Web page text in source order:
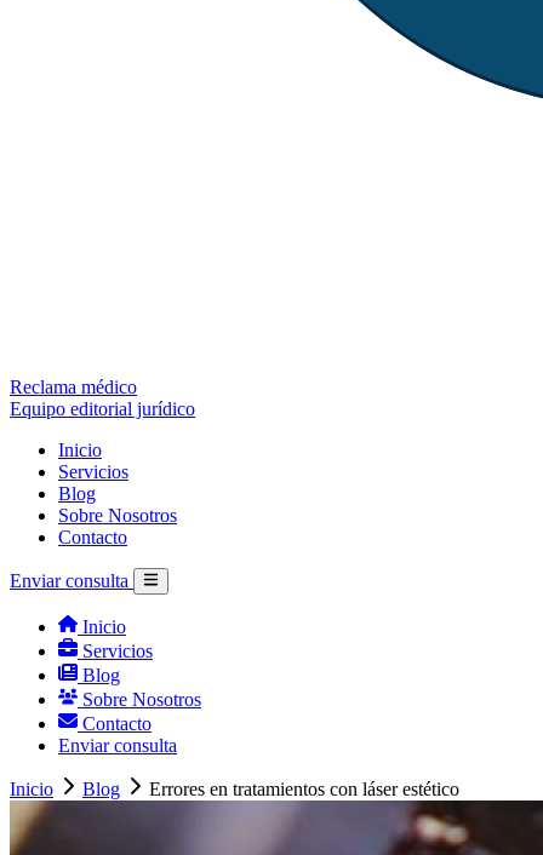
Reclama médico
Equipo editorial jurídico
Inicio
Servicios
Blog
Sobre Nosotros
Contacto
Enviar consulta
Inicio
Servicios
Blog
Sobre Nosotros
Contacto
Enviar consulta
Inicio Blog Errores en tratamientos con láser estético